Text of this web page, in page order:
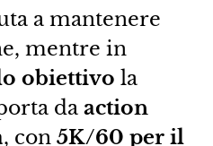
a mantenere
mentre in
obiettivo la
da action
, con 5K/60 per il